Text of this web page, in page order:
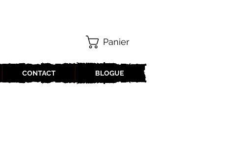
CONTACT BLOGUE
Panier